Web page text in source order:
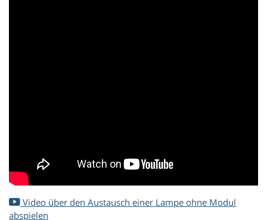
Video über den Austausch einer Lampe ohne Modul
abspielen